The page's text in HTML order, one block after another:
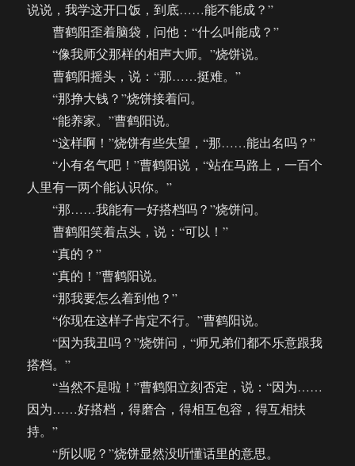
说说，我学这开口饭，到底……能不能成？”
曹鹤阳歪着脑袋，问他：“什么叫能成？”
“像我师父那样的相声大师。”烧饼说。
曹鹤阳摇头，说：“那……挺难。”
“那挣大钱？”烧饼接着问。
“能养家。”曹鹤阳说。
“这样啊！”烧饼有些失望，“那……能出名吗？”
“小有名气吧！”曹鹤阳说，“站在马路上，一百个
人里有一两个能认识你。”
“那……我能有一好搭档吗？”烧饼问。
曹鹤阳笑着点头，说：“可以！”
“真的？”
“真的！”曹鹤阳说。
“那我要怎么着到他？”
“你现在这样子肯定不行。”曹鹤阳说。
“因为我丑吗？”烧饼问，“师兄弟们都不乐意跟我
搭档。”
“当然不是啦！”曹鹤阳立刻否定，说：“因为……
因为……好搭档，得磨合，得相互包容，得互相扶
持。”
“所以呢？”烧饼显然没听懂话里的意思。